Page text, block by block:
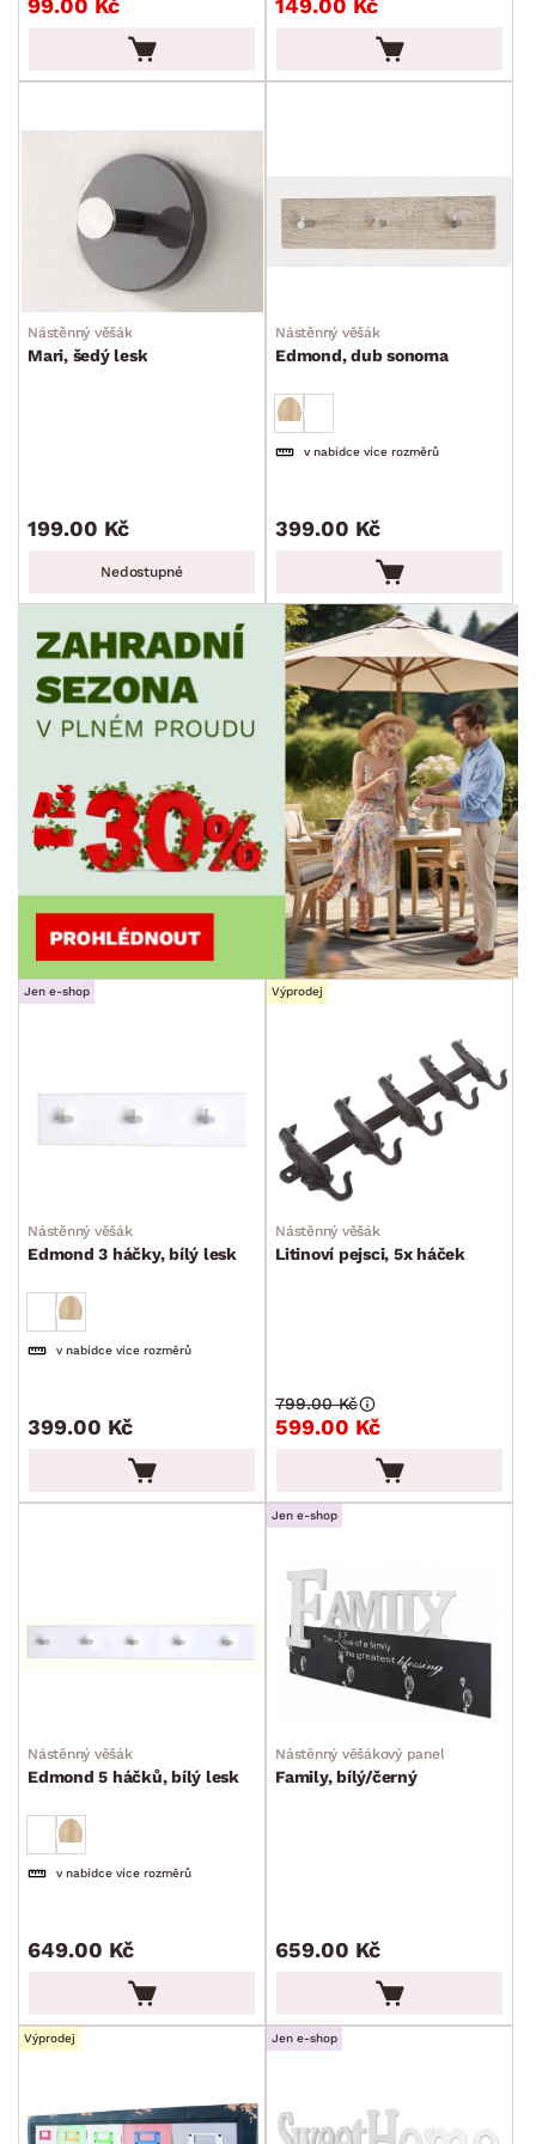
DEKOR
ROZMĚRY
min. cm max. cm
POVRCHOVÁ ÚPRAVA
MÍSTNOST
Nástěnný věšák
Mari, šedý lesk
199.00 Kč
Nedostupné
Nástěnný věšák
Edmond, dub sonoma
v nabídce více rozměrů
399.00 Kč
Jen e-shop
Nástěnný věšák
Edmond 3 háčky, bílý lesk
v nabídce více rozměrů
399.00 Kč
Výprodej
Nástěnný věšák
Litinoví pejsci, 5x háček
599.00 Kč
799.00 Kč
Nástěnný věšák
Edmond 5 háčků, bílý lesk
v nabídce více rozměrů
649.00 Kč
Jen e-shop
Nástěnný věšákový panel
Family, bílý/černý
659.00 Kč
Výprodej Jen e-shop